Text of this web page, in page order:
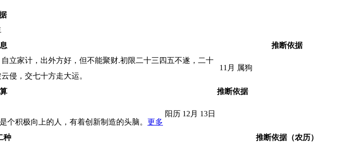
推断依据
立家计，出外方好，但不能聚财.初限二十三四五不遂，二十
侵，交七十方走大运。
11月 属狗
推断依据
个积极向上的人，有着创新制造的头脑。 更多
阳历 12月 13日
种
推断依据（农历）